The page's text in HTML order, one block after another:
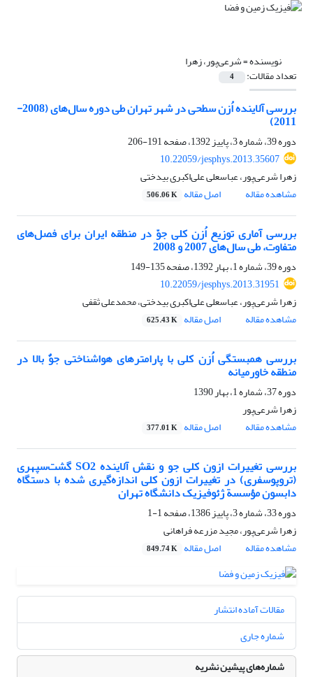
نویسنده =شرعی‌پور، زهرا
تعداد مقالات: 4
بررسی آلاینده اُزن سطحی در شهر تهران طی دوره سال‌های (2008-
2011)
دوره 39، شماره 3، پاییز 1392، صفحه
191-206
10.22059/jesphys.2013.35607
زهرا شرعی‌پور، عباسعلی علی‌اکبری بیدختی
مشاهده مقاله
اصل مقاله 506.06 K
بررسی آماری توزیع اُزن کلی جوّ در منطقه ایران برای فصل‌های
متفاوت، طی سال‌های 2007 و 2008
دوره 39، شماره 1، بهار 1392، صفحه
135-149
10.22059/jesphys.2013.31951
زهرا شرعی‌پور، عباسعلی علی‌اکبری بیدختی، محمدعلی ثقفی
مشاهده مقاله
اصل مقاله 625.43 K
بررسی همبستگی اُزن کلی با پارامترهای هواشناختی جوٌ بالا در
منطقه خاورمیانه
دوره 37، شماره 1، بهار 1390
زهرا شرعی‌پور
مشاهده مقاله
اصل مقاله 377.01 K
بررسی تغییرات ازون کلی جو و نقش آلاینده SO2 گشت‌سپهری
(تروپوسفری) در تغییرات ازون کلی اندازه‌گیری شده با دستگاه
دابسون مؤسسة ژئوفیزیک دانشگاه تهران
دوره 33، شماره 3، پاییز 1386، صفحه
1-1
زهرا شرعی‌پور، مجید مزرعه فراهانی
مشاهده مقاله
اصل مقاله 849.74 K
مقالات آماده انتشار
شماره جاری
شماره‌های پیشین نشریه